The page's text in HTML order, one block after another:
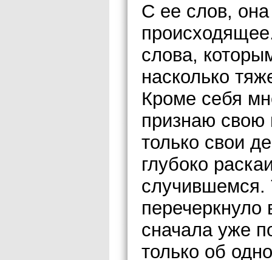
С ее слов, она
слова,
насколько
Кроме себя
признаю свою
только свои
глубоко
случившемся.
сначала уже
только об